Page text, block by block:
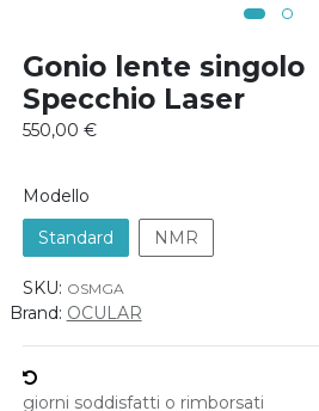
Gonio lente singolo
Specchio Laser
550,00 €
Modello
Standard
NMR
SKU: OSMGA
Brand: OCULAR
giorni soddisfatti o rimborsati